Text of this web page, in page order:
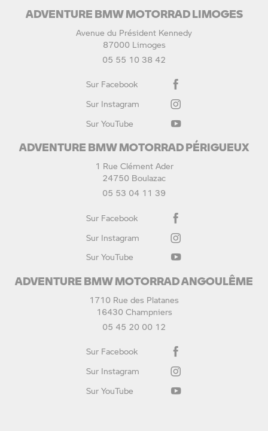
ADVENTURE BMW MOTORRAD LIMOGES
Avenue du Président Kennedy
87000 Limoges
05 55 10 38 42
Sur Facebook
Sur Instagram
Sur YouTube
ADVENTURE BMW MOTORRAD PÉRIGUEUX
1 Rue Clément Ader
24750 Boulazac
05 53 04 11 39
Sur Facebook
Sur Instagram
Sur YouTube
ADVENTURE BMW MOTORRAD ANGOULÊME
1710 Rue des Platanes
16430 Champniers
05 45 20 00 12
Sur Facebook
Sur Instagram
Sur YouTube